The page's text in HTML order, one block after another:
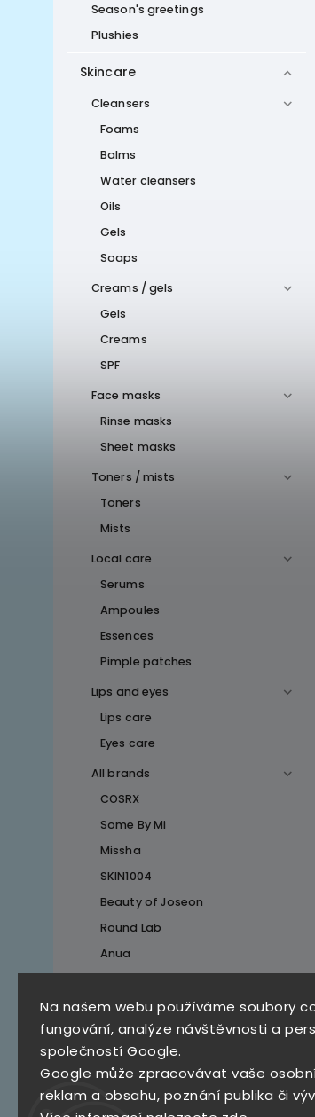
Na našem webu používáme soubory
fungování, analýze návštěvnosti a
společností Google.
Google může zpracovávat vaše
reklam a obsahu, poznání publika či
Season's greetings
Plushies
Skincare
Cleansers
Foams
Balms
Water cleansers
Oils
Gels
Soaps
Creams / gels
Gels
Creams
SPF
Face masks
Rinse masks
Sheet masks
Toners / mists
Toners
Mists
Local care
Serums
Ampoules
Essences
Pimple patches
Lips and eyes
Lips care
Eyes care
All brands
COSRX
Some By Mi
Missha
SKIN1004
Beauty of Joseon
Round Lab
Anua
Top 10 produktů
SKZ Mystery Box
790 Kč